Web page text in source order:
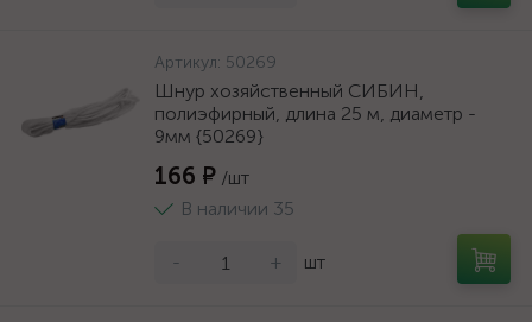
Артикул: 50269
Шнур хозяйственный СИБИН,
полиэфирный, длина 25 м, диаметр -
9мм {50269}
166 ₽ /шт
В наличии 35
- + шт